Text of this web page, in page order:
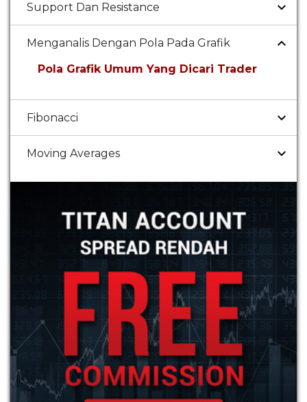
Support Dan Resistance
Menganalis Dengan Pola Pada Grafik
Pola Grafik Umum Yang Dicari Trader
Fibonacci
Moving Averages